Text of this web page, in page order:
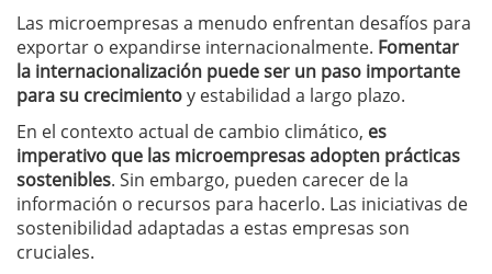
Las microempresas a menudo enfrentan desafíos para
exportar o expandirse internacionalmente. Fomentar
la internacionalización puede ser un paso importante
para su crecimientoy estabilidad a largo plazo.
En el contexto actual de cambio climático, es
imperativo que las microempresas adopten prácticas
sostenibles. Sin embargo, pueden carecer de la
información o recursos para hacerlo. Las iniciativas de
sostenibilidad adaptadas a estas empresas son
cruciales.